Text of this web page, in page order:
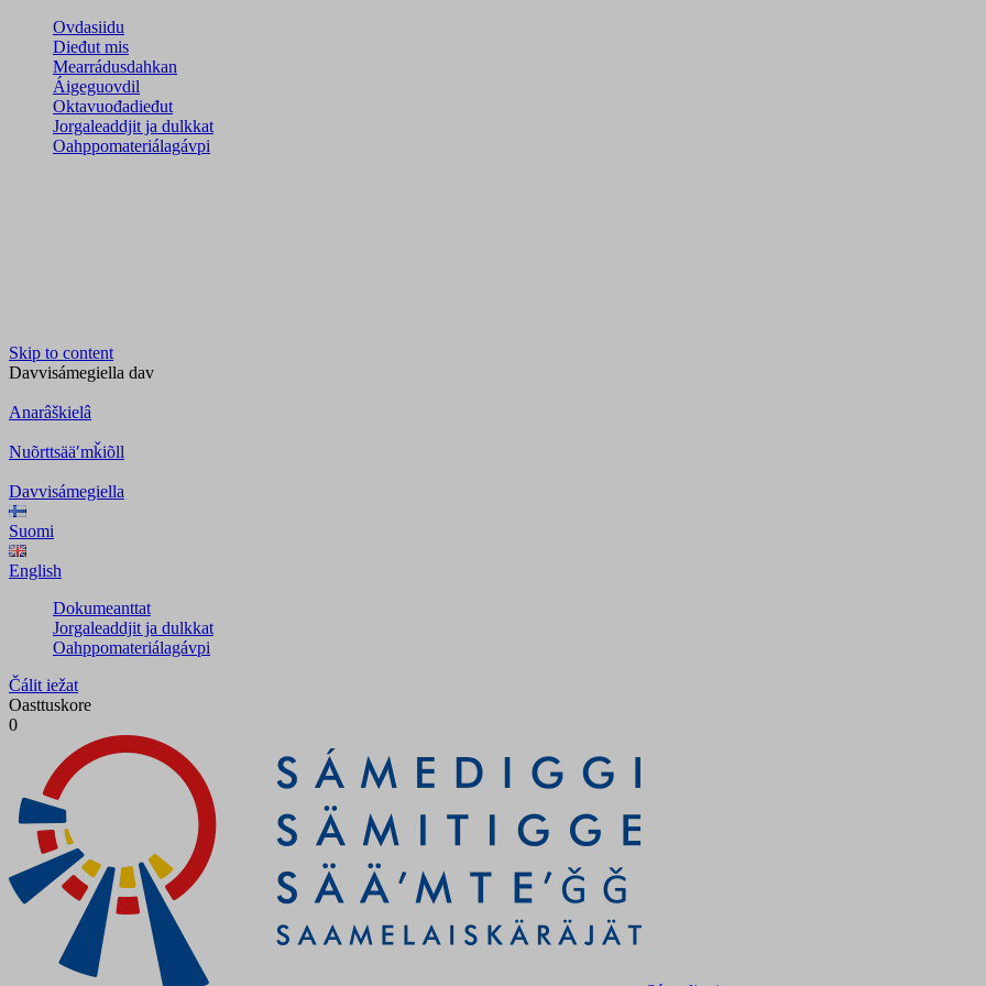
Ovdasiidu
Dieđut mis
Mearrádusdahkan
Áigeguovdil
Oktavuođadieđut
Jorgaleaddjit ja dulkkat
Oahppomateriálagávpi
Skip to content
Davvisámegiella dav
Anarâškielâ
Nuõrttsääʹmǩiõll
Davvisámegiella
Suomi
English
Dokumeanttat
Jorgaleaddjit ja dulkkat
Oahppomateriálagávpi
Čálit iežat
Oasttuskore
0